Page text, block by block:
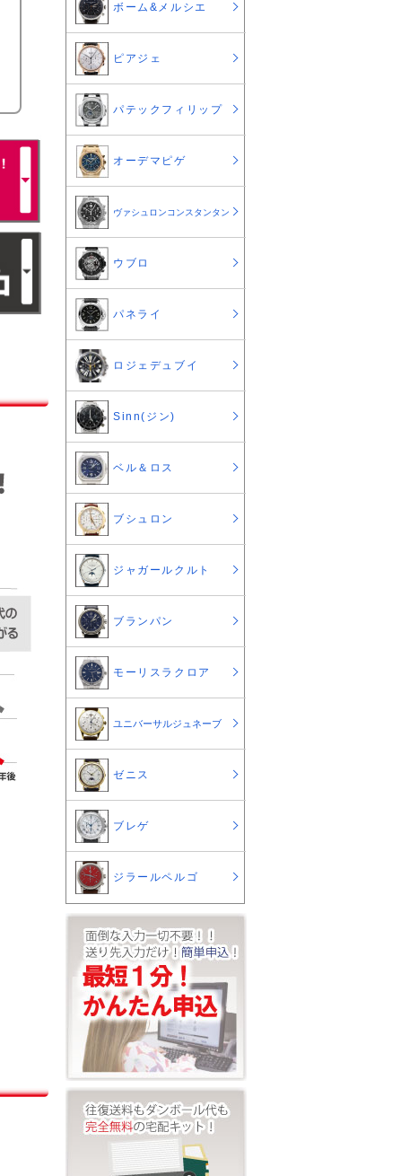
ボーム&メルシエ
ピアジェ
パテックフィリップ
オーデマピゲ
ヴァシュロンコンスタンタン
ウブロ
パネライ
ロジェデュブイ
Sinn(ジン)
ベル＆ロス
ブシュロン
ジャガールクルト
ブランパン
モーリスラクロア
ユニバーサルジュネーブ
ゼニス
ブレゲ
ジラールペルゴ